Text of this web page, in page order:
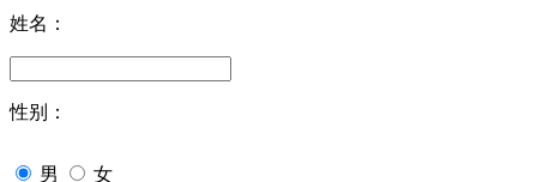
姓名：
性别：
男 女